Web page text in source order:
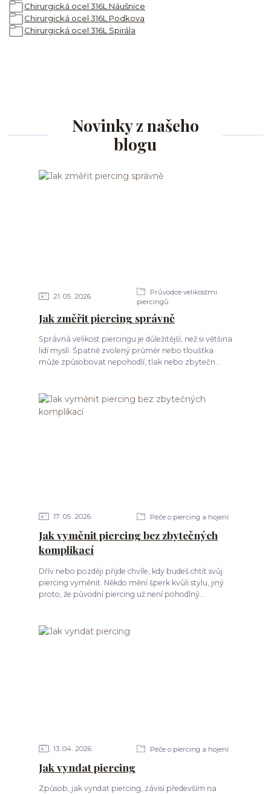
Chirurgická ocel 316L Náušnice
Chirurgická ocel 316L Podkova
Chirurgická ocel 316L Spirála
Novinky z našeho
blogu
21 05 2026
Průvodce velikostmi
piercingů
Jak změřit piercing správně
Správná velikost piercingu je důležitější, než si většina
lidí myslí. Špatně zvolený průměr nebo tloušťka
může způsobovat nepohodlí, tlak nebo zbytečn...
17 05 2026 Péče o piercing a hojení
Jak vyměnit piercing bez zbytečných
komplikací
Dřív nebo později přijde chvíle, kdy budeš chtít svůj
piercing vyměnit. Někdo mění šperk kvůli stylu, jiný
proto, že původní piercing už není pohodlný...
13 04 2026 Péče o piercing a hojení
Jak vyndat piercing
Způsob, jak vyndat piercing, závisí především na